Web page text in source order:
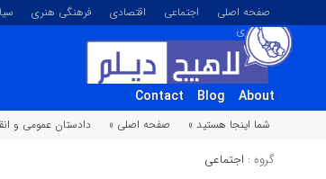
صفحه اصلی اجتماعی اقتصادی فرهنگی هنری
تصویری
About
Blog
Contact
شما اینجا هستید »
صفحه اصلی » دادستان عمومی و
گروه : اجتماعی